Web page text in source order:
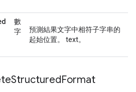
數
字
預測結果文字中相符子字串的
起始位置。 text。
StructuredFormat